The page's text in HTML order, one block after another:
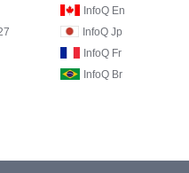
InfoQ En
InfoQ Jp
InfoQ Fr
InfoQ Br